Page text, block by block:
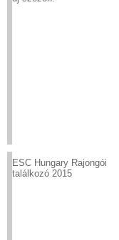
ESC Hungary Rajongói
találkozó 2015